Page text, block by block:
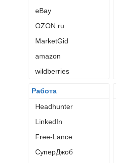
eBay
OZON.ru
MarketGid
amazon
wildberries
Работа
Headhunter
LinkedIn
Free-Lance
СуперДжоб